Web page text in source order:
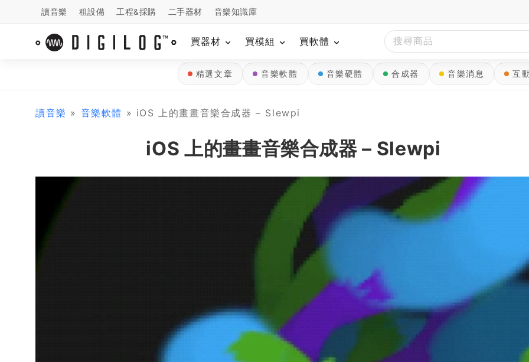
讀音樂 租設備 工程&採購 二手器材 音樂知識庫
買器材 買模組 買軟體
精選文章 音樂軟體 音樂硬體 合成器 音樂消息 互
讀音樂 » 音樂軟體 » iOS 上的畫畫音樂合成器 – Slewpi
iOS 上的畫畫音樂合成器 – Slewpi